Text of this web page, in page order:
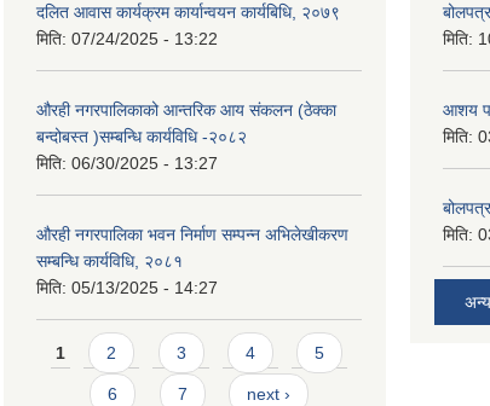
दलित आवास कार्यक्रम कार्यान्वयन कार्यबिधि, २०७९
मिति: 07/24/2025 - 13:22
औरही नगरपालिकाको आन्तरिक आय संकलन (ठेक्का
बन्दोबस्त )सम्बन्धि कार्यविधि -२०८२
मिति: 06/30/2025 - 13:27
औरही नगरपालिका भवन निर्माण सम्पन्न अभिलेखीकरण
सम्बन्धि कार्यविधि, २०८१
मिति: 05/13/2025 - 14:27
Pages
1 2 3 4 5
6 7 next ›
मिति:
आशय
मिति:
मिति:
अन्य